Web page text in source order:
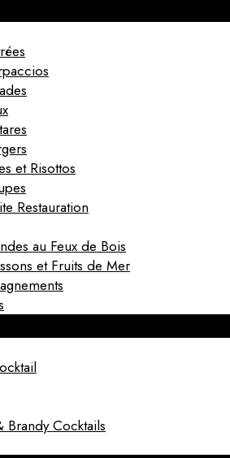
et Risottos
Restauration
au Feux de Bois
et Fruits de Mer
Brandy Cocktails